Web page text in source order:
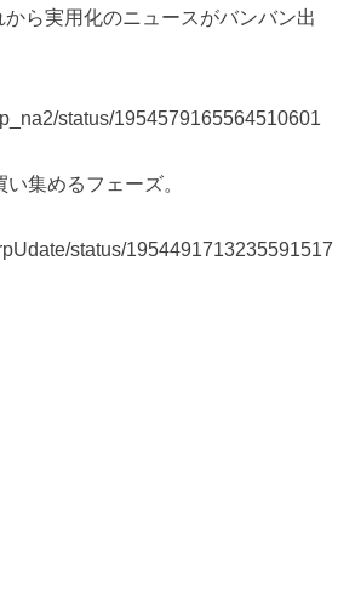
ら実用化のニュースがバンバン出
status/1954579165564510601
い集めるフェーズ。
status/1954491713235591517